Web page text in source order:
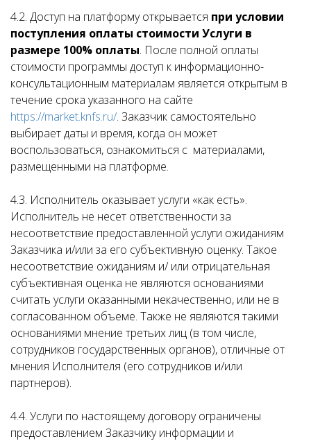
4.2. Доступ на платформу открывается при условии
поступления оплаты стоимости Услуги в
размере 100% оплаты. После полной оплаты
стоимости программы доступ к информационно-
консультационным материалам является открытым в
течение срока указанного на сайте
https://market.knfs.ru/. Заказчик самостоятельно
выбирает даты и время, когда он может
воспользоваться, ознакомиться с материалами,
размещенными на платформе.
4.3. Исполнитель оказывает услуги «как есть».
Исполнитель не несет ответственности за
несоответствие предоставленной услуги ожиданиям
Заказчика и/или за его субъективную оценку. Такое
несоответствие ожиданиям и/ или отрицательная
субъективная оценка не являются основаниями
считать услуги оказанными некачественно, или не в
согласованном объеме. Также не являются такими
основаниями мнение третьих лиц (в том числе,
сотрудников государственных органов), отличные от
мнения Исполнителя (его сотрудников и/или
партнеров).
4.4. Услуги по настоящему договору ограничены
предоставлением Заказчику информации и